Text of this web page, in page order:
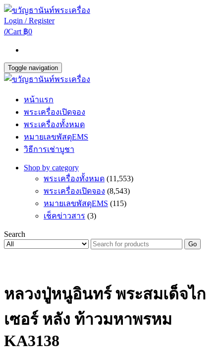
Login / Register
0Cart ฿0
Toggle navigation
หน้าแรก
พระเครื่องเปิดจอง
พระเครื่องทั้งหมด
หมายเลขพัสดุEMS
วิธีการเช่าบูชา
Shop by category
พระเครื่องทั้งหมด (11,553)
พระเครื่องเปิดจอง (8,543)
หมายเลขพัสดุEMS (115)
เช็คข่าวสาร (3)
Search
Go
หลวงปู่หนูอินทร์ พระสมเด็จไก
เซอร์ หลัง ท้าวมหาพรหม
KA3138